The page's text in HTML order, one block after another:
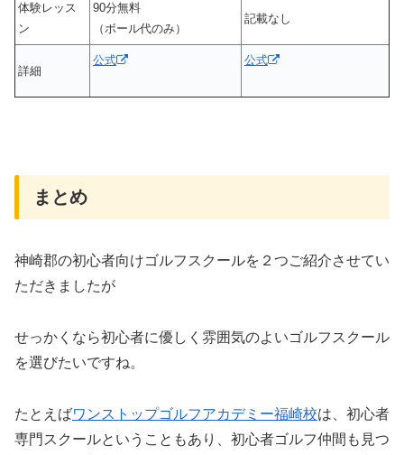
体験レッス
ン
90分無料
（ボール代のみ）
記載なし
詳細
公式 公式
まとめ
神崎郡の初心者向けゴルフスクールを２つご紹介させてい
ただきましたが
せっかくなら初心者に優しく雰囲気のよいゴルフスクール
を選びたいですね。
たとえばワンストップゴルフアカデミー福崎校は、初心者
専門スクールということもあり、初心者ゴルフ仲間も見つ